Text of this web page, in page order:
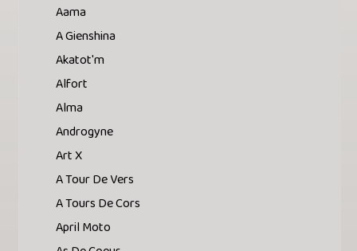
Aama
A Gienshina
Akatot'm
Alfort
Alma
Androgyne
Art X
A Tour De Vers
A Tours De Cors
April Moto